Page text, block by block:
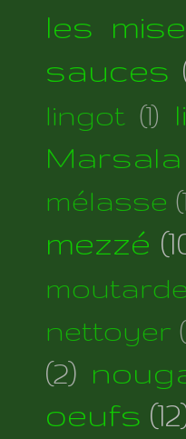
les
sauces
lingot (1)
Marsala
mélasse
mezzé
moutarde
nettoyer
(2)
oeufs